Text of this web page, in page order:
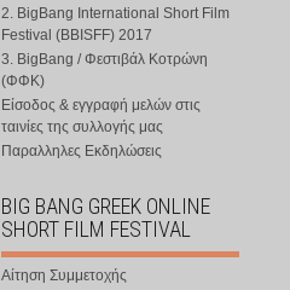
2. BigBang International Short Film
Festival (BBISFF) 2017
3. BigBang / Φεστιβάλ Κοτρώνη
(ΦΦΚ)
Είσοδος & εγγραφή μελών στις
ταινίες της συλλογής μας
Παραλληλες Εκδηλώσεις
BIG BANG GREEK ONLINE
SHORT FILM FESTIVAL
Αίτηση Συμμετοχής